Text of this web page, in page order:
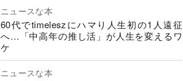
ニュースな本
60代でtimeleszにハマり人生初の1人遠征
へ…「中高年の推し活」が人生を変えるワ
ケ
ニュースな本